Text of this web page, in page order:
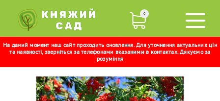
0
На даний момент наш сайт проходить оновлення. Для уточнення актуальних цін
та наявності, зверніться за телефонами вказаними в контактах. Дякуємо за
розуміння
ГОРОБИНА ЧЕРВОНА